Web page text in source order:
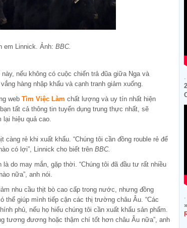
em Linnick. Ảnh: BBC.
nếu không có cuộc chiến trả đũa giữa Nga và
hàng nhập khẩu và cạnh tranh giảm xuống.
web Tìm Việc Làm chất lượng và uy tín nhất hiện
tất cả thông tin tuyển dụng trung thực nhất, sẽ
lại hiệu quả cao.
rẻ khi xuất khẩu. “Chúng tôi cần đồng rouble rẻ để
có lợi”, Linnick cho biết trên BBC.
do may mắn, gặp thời. “Chúng tôi đã đầu tư rất nhiều
nữa”, anh nói.
nhu cầu thịt bò cao cấp trong nước, nhưng đồng
thể giúp mình tiếp cận các thị trường châu Âu. “Các
phủ, nếu họ hiểu chúng tôi cần xuất khẩu sản phẩm.
tương đương hoặc thậm chí tốt hơn châu Âu nữa”, anh
.
.